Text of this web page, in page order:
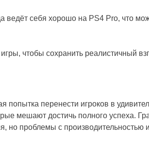
ведёт себя хорошо на PS4 Pro, что
чтобы сохранить реалистичный
попытка перенести игроков в
мешают достичь полного успеха.
проблемы с производительностью